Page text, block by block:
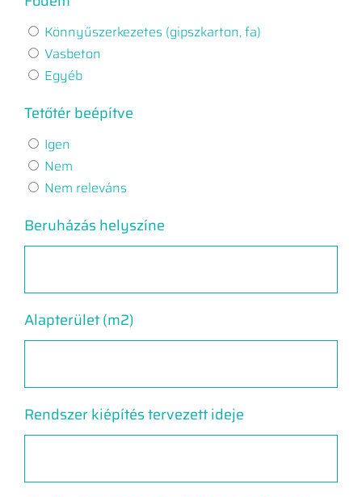
Könnyűszerkezetes (gipszkarton, fa)
Vasbeton
Egyéb
Tetőtér beépítve
Igen
Nem
Nem releváns
Beruházás helyszíne
Alapterület (m2)
Rendszer kiépítés tervezett ideje